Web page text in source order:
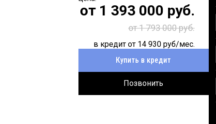
от 1 393 000 руб.
от 1 793 000 руб.
в кредит от 14 930руб/мес.
Купить в кредит
Позвонить